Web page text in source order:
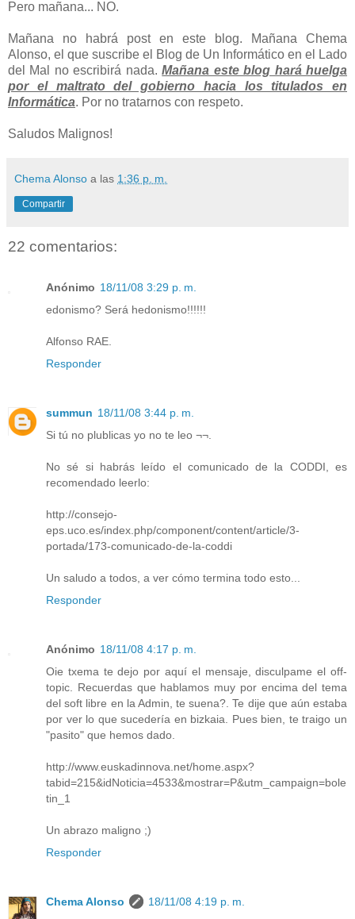
Pero mañana... NO.
Mañana no habrá post en este blog. Mañana Chema
Alonso, el que suscribe el Blog de Un Informático en el Lado
del Mal no escribirá nada.Mañana este blog hará huelga
por el maltrato del gobierno hacia los titulados en
Informática. Por no tratarnos con respeto.
Saludos Malignos!
Chema Alonso a las 1:36 p. m.
Compartir
22 comentarios:
Anónimo 18/11/08 3:29 p. m.
edonismo? Será hedonismo!!!!!!
Alfonso RAE.
Responder
summun 18/11/08 3:44 p. m.
Si tú no plublicas yo no te leo ¬¬.
No sé si habrás leído el comunicado de la CODDI, es
recomendado leerlo:
http://consejo-
eps.uco.es/index.php/component/content/article/3-
portada/173-comunicado-de-la-coddi
Un saludo a todos, a ver cómo termina todo esto...
Responder
Anónimo 18/11/08 4:17 p. m.
Oie txema te dejo por aquí el mensaje, disculpame el off-
topic. Recuerdas que hablamos muy por encima del tema
del soft libre en la Admin, te suena?. Te dije que aún estaba
por ver lo que sucedería en bizkaia. Pues bien, te traigo un
"pasito" que hemos dado.
http://www.euskadinnova.net/home.aspx?
tabid=215&idNoticia=4533&mostrar=P&utm_campaign=bole
tin_1
Un abrazo maligno ;)
Responder
Chema Alonso
18/11/08 4:19 p. m.